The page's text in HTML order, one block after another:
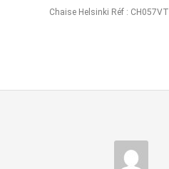
Chaise Helsinki Réf : CH057VT